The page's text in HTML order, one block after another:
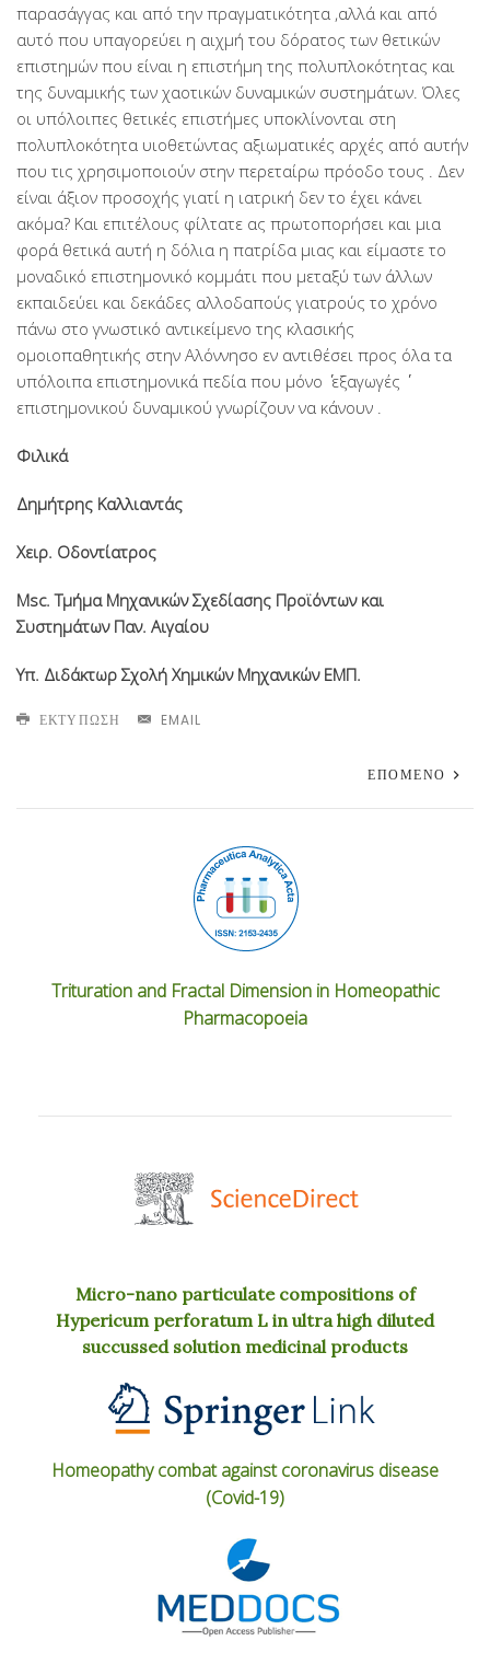
παρασάγγας και από την πραγματικότητα ,αλλά και από
αυτό που υπαγορεύει η αιχμή του δόρατος των θετικών
επιστημών που είναι η επιστήμη της πολυπλοκότητας και
της δυναμικής των χαοτικών δυναμικών συστημάτων. Όλες
οι υπόλοιπες θετικές επιστήμες υποκλίνονται στη
πολυπλοκότητα υιοθετώντας αξιωματικές αρχές από αυτήν
που τις χρησιμοποιούν στην περεταίρω πρόοδο τους . Δεν
είναι άξιον προσοχής γιατί η ιατρική δεν το έχει κάνει
ακόμα? Και επιτέλους φίλτατε ας πρωτοπορήσει και μια
φορά θετικά αυτή η δόλια η πατρίδα μιας και είμαστε το
μοναδικό επιστημονικό κομμάτι που μεταξύ των άλλων
εκπαιδεύει και δεκάδες αλλοδαπούς γιατρούς το χρόνο
πάνω στο γνωστικό αντικείμενο της κλασικής
ομοιοπαθητικής στην Αλόννησο εν αντιθέσει προς όλα τα
υπόλοιπα επιστημονικά πεδία που μόνο ΄΄ εξαγωγές ΄΄
επιστημονικού δυναμικού γνωρίζουν να κάνουν .
Φιλικά
Δημήτρης Καλλιαντάς
Χειρ. Οδοντίατρος
Msc. Τμήμα Μηχανικών Σχεδίασης Προϊόντων και
Συστημάτων Παν. Αιγαίου
Υπ. Διδάκτωρ Σχολή Χημικών Μηχανικών ΕΜΠ.
ΕΚΤΎΠΩΣΗ EMAIL
ΕΠΌΜΕΝΟ
Trituration and Fractal Dimension in Homeopathic
Pharmacopoeia
Micro-nano particulate compositions of
Hypericum perforatum L in ultra high diluted
succussed solution medicinal products
Homeopathy combat against coronavirus disease
(Covid-19)